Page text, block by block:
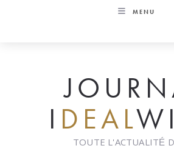
MENU
I DEAL
TOUTE L'ACTUALITÉ